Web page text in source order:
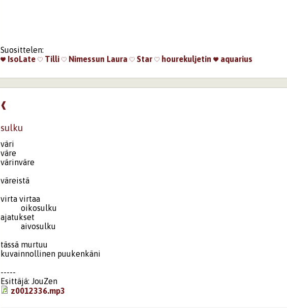
Suosittelen:
IsoLate
Tilli Nimessun Laura Star hourekuljetin aquarius
❰
sulku
väri
väre
värinväre
väreistä
virta virtaa
oikosulku
ajatukset
aivosulku
tässä murtuu
kuvainnollinen puukenkäni
-----
Esittäjä: JouZen
z0012336.mp3